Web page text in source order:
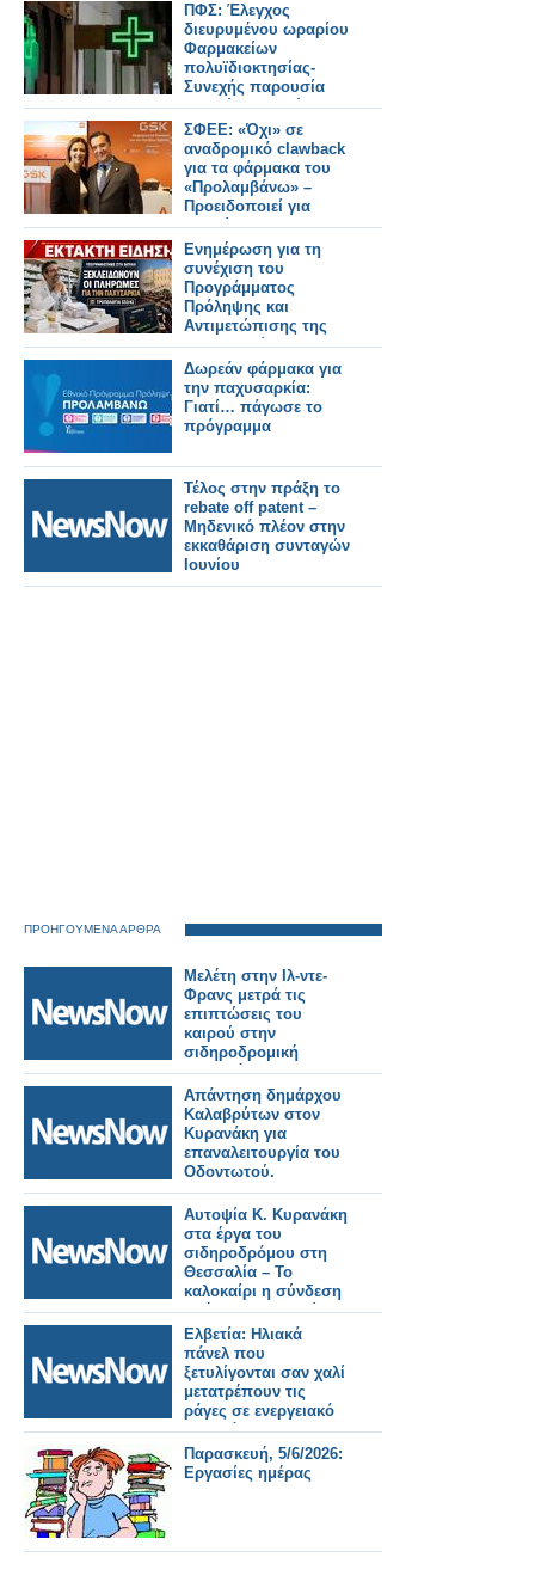
ΠΦΣ: Έλεγχος
διευρυμένου ωραρίου
Φαρμακείων
πολυϊδιοκτησίας-
Συνεχής παρουσία
αδειούχου Φ/ού στο
ωράριο!
ΣΦΕΕ: «Όχι» σε
αναδρομικό clawback
για τα φάρμακα του
«Προλαμβάνω» –
Προειδοποιεί για
«επικίνδυνο
προηγούμενο»
Ενημέρωση για τη
συνέχιση του
Προγράμματος
Πρόληψης και
Αντιμετώπισης της
Παχυσαρκίας και για
την εξόφληση των
οφειλών των μηνών
Μαΐου και Ιουνίου
Δωρεάν φάρμακα για
την παχυσαρκία:
Γιατί… πάγωσε το
πρόγραμμα
Τέλος στην πράξη το
rebate off patent –
Μηδενικό πλέον στην
εκκαθάριση συνταγών
Ιουνίου
ΠΡΟΗΓΟΥΜΕΝΑ ΑΡΘΡΑ
Μελέτη στην Ιλ-ντε-
Φρανς μετρά τις
επιπτώσεις του
καιρού στην
σιδηροδρομική
κινητικότητα.
Απάντηση δημάρχου
Καλαβρύτων στον
Κυρανάκη για
επαναλειτουργία του
Οδοντωτού.
Αυτοψία Κ. Κυρανάκη
στα έργα του
σιδηροδρόμου στη
Θεσσαλία – Το
καλοκαίρι η σύνδεση
Αθήνα Θεσσαλονίκη
με 5 δικλείδες
ασφαλείας.
Ελβετία: Ηλιακά
πάνελ που
ξετυλίγονται σαν χαλί
μετατρέπουν τις
ράγες σε ενεργειακό
σταθμό.
Παρασκευή, 5/6/2026:
Εργασίες ημέρας